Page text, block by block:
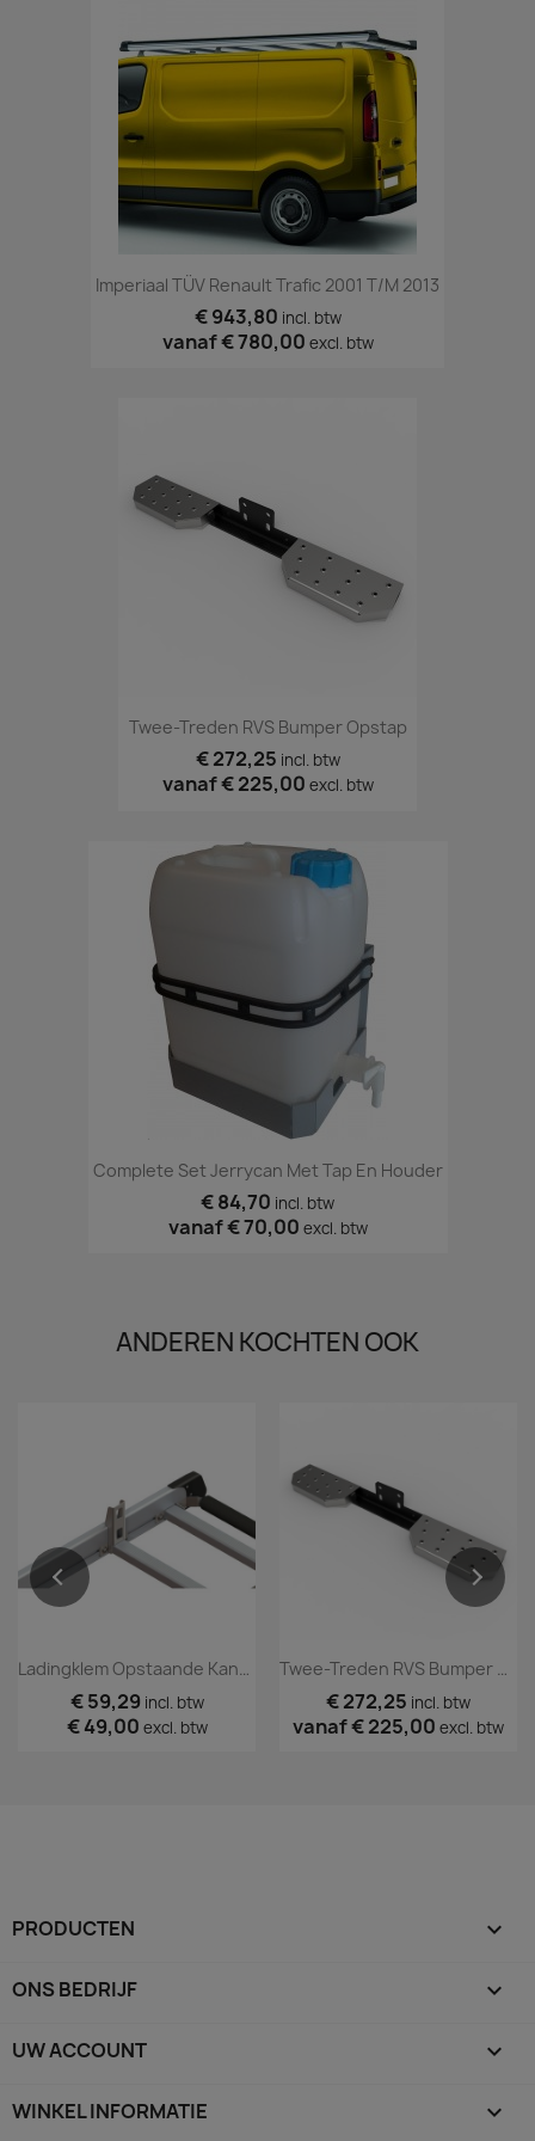
Imperiaal TÜV Renault Trafic 2001 T/m 2013
€ 943,80 incl. btw
vanaf€ 780,00 excl. btw
Twee-Treden RVS Bumper Opstap
€ 272,25 incl. btw
vanaf€ 225,00 excl. btw
Complete Set Jerrycan Met Tap En Houder
€ 84,70 incl. btw
vanaf€ 70,00 excl. btw
ANDEREN KOCHTEN OOK
Ladingklem Opstaande Kant (per Stuk)
€ 59,29 incl. btw
€ 49,00 excl. btw
Twee-Treden RVS Bumper Opstap
€ 272,25 incl. btw
vanaf€ 225,00 excl. btw
PRODUCTEN 
ONS BEDRIJF 
UW ACCOUNT 
WINKEL INFORMATIE keyboard_arrow_down